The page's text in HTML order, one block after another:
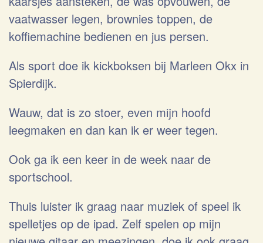
vaatwasser legen, brownies toppen, de
koffiemachine bedienen en jus persen.
Als sport doe ik kickboksen bij Marleen Okx in
Spierdijk.
Wauw, dat is zo stoer, even mijn hoofd
leegmaken en dan kan ik er weer tegen.
Ook ga ik een keer in de week naar de
sportschool.
Thuis luister ik graag naar muziek of speel ik
spelletjes op de ipad. Zelf spelen op mijn